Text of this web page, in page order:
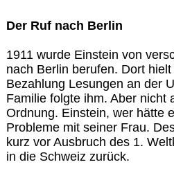
Der Ruf nach Berlin
1911 wurde Einstein von
nach Berlin berufen. Dort
Bezahlung Lesungen an der
Familie folgte ihm. Aber nicht
Ordnung. Einstein, wer hätte
Probleme mit seiner Frau.
kurz vor Ausbruch des 1.
in die Schweiz zurück.